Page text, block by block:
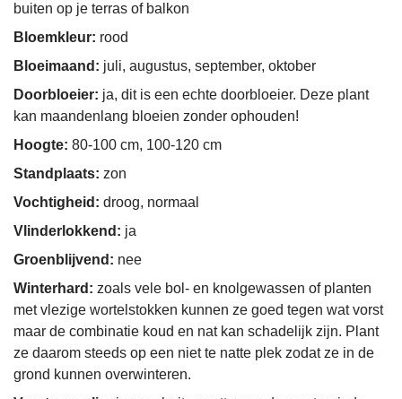
buiten op je terras of balkon
Bloemkleur: rood
Bloeimaand: juli, augustus, september, oktober
Doorbloeier: ja, dit is een echte doorbloeier. Deze plant
kan maandenlang bloeien zonder ophouden!
Hoogte: 80-100 cm, 100-120 cm
Standplaats: zon
Vochtigheid: droog, normaal
Vlinderlokkend: ja
Groenblijvend: nee
Winterhard: zoals vele bol- en knolgewassen of planten
met vlezige wortelstokken kunnen ze goed tegen wat vorst
maar de combinatie koud en nat kan schadelijk zijn. Plant
ze daarom steeds op een niet te natte plek zodat ze in de
grond kunnen overwinteren.